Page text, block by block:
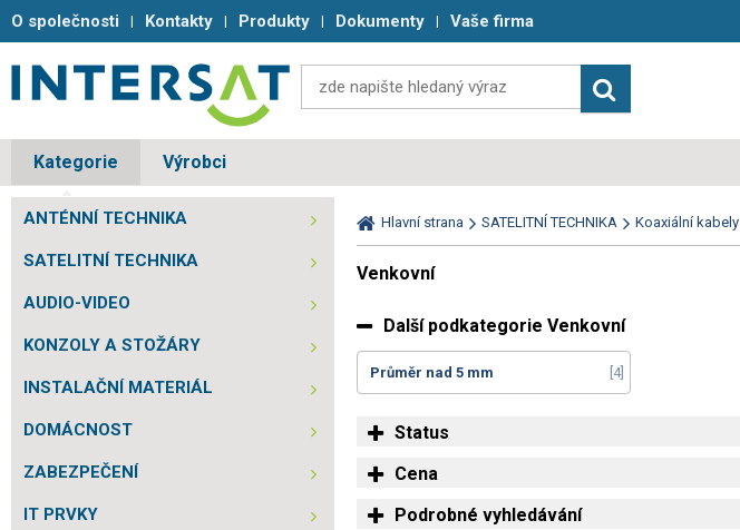
O společnosti Kontakty Produkty Dokumenty Vaše firma
Kategorie Výrobci
ANTÉNNÍ TECHNIKA
SATELITNÍ TECHNIKA
AUDIO-VIDEO
KONZOLY A STOŽÁRY
INSTALAČNÍ MATERIÁL
DOMÁCNOST
ZABEZPEČENÍ
IT PRVKY
Hlavní strana SATELITNÍ TECHNIKA Koaxiální kabely
Venkovní
Další podkategorie Venkovní
Průměr nad 5 mm 4
Status
Cena
Podrobné vyhledávání